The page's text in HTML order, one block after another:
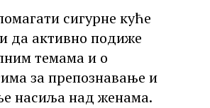
сигурне куће
да активно подиже
темама и о
за препознавање и
насиља над женама.